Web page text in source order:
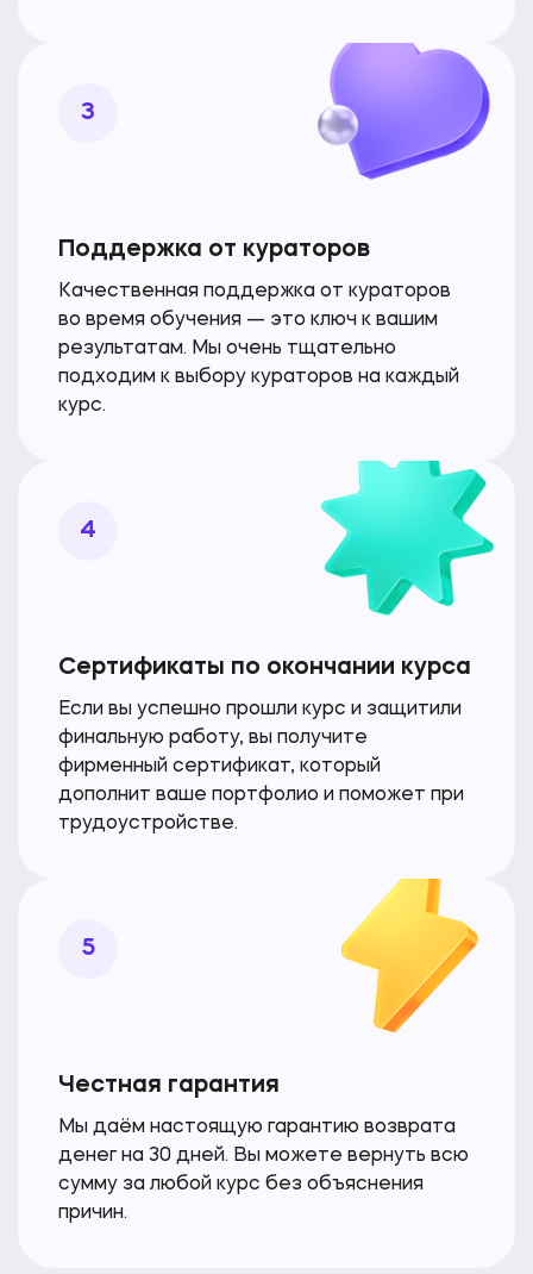
3
Поддержка от кураторов
Качественная поддержка от кураторов
во время обучения — это ключ к вашим
результатам. Мы очень тщательно
подходим к выбору кураторов на каждый
курс.
4
Сертификаты по окончании курса
Если вы успешно прошли курс и защитили
финальную работу, вы получите
фирменный сертификат, который
дополнит ваше портфолио и поможет при
трудоустройстве.
5
Честная гарантия
Мы даём настоящую гарантию возврата
денег на 30 дней. Вы можете вернуть всю
сумму за любой курс без объяснения
причин.